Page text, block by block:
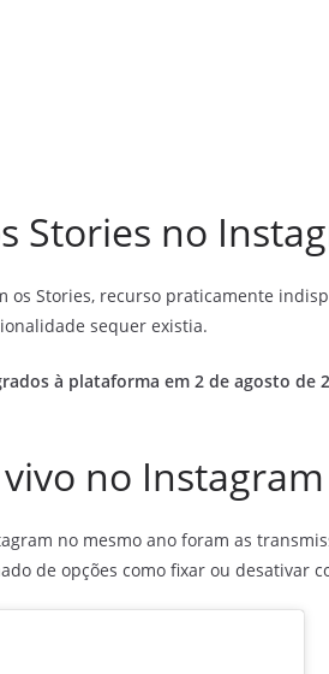
Stories no
os Stories, recurso praticamente
sequer existia.
à plataforma em 2 de agosto de
no Instagram
no mesmo ano foram as
de opções como fixar ou desativar